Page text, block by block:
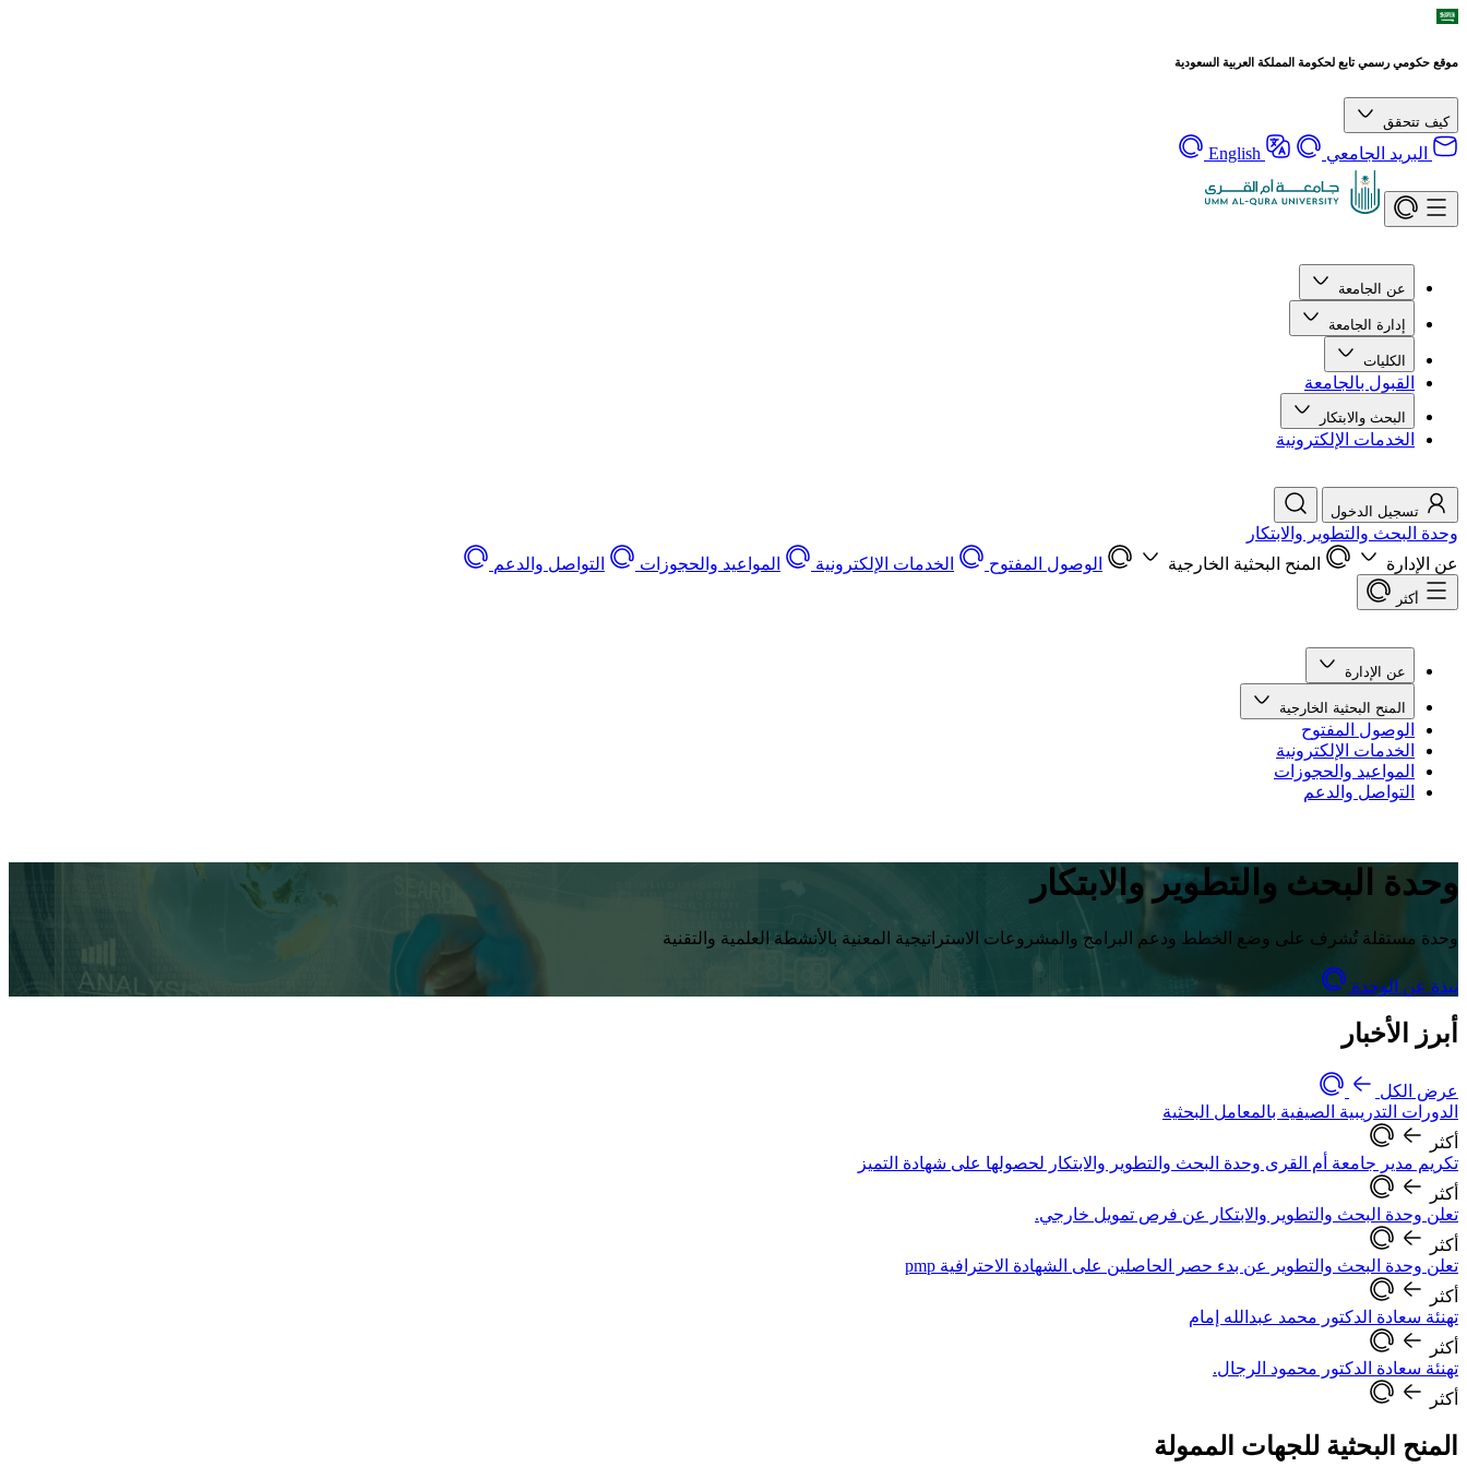
موقع حكومي رسمي تابع لحكومة المملكة العربية السعودية
كيف تتحقق
البريد الجامعي English
عن الجامعة
إدارة الجامعة
الكليات
القبول بالجامعة
البحث والابتكار
الخدمات الإلكترونية
تسجيل الدخول
وحدة البحث والتطوير والابتكار
عن الإدارة
المنح البحثية الخارجية الوصول المفتوح الخدمات الإلكترونية المواعيد والحجوزات التواصل والدعم
أكثر
عن الإدارة
المنح البحثية الخارجية
الوصول المفتوح
الخدمات الإلكترونية
المواعيد والحجوزات
التواصل والدعم
وحدة البحث والتطوير والابتكار
وحدة مستقلة تُشرف على وضع الخطط ودعم البرامج والمشروعات الاستراتيجية المعنية بالأنشطة العلمية والتقنية
نبذة عن الوحدة
أبرز الأخبار
عرض الكل
الدورات التدريبية الصيفية بالمعامل البحثية
أكثر
تكريم مدير جامعة أم القرى وحدة البحث والتطوير والابتكار لحصولها على شهادة التميز
أكثر
تعلن وحدة البحث والتطوير والابتكار عن فرص تمويل خارجي.
أكثر
تعلن وحدة البحث والتطوير عن بدء حصر الحاصلين على الشهادة الاحترافية pmp
أكثر
تهنئة سعادة الدكتور محمد عبدالله إمام
أكثر
تهنئة سعادة الدكتور محمود الرجال.
أكثر
المنح البحثية للجهات الممولة